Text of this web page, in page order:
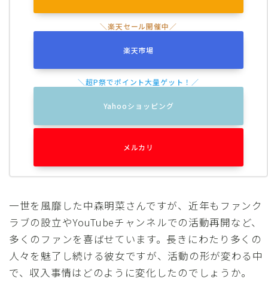
楽天市場
Yahooショッピング
メルカリ
一世を風靡した中森明菜さんですが、近年もファンク
ラブの設立やYouTubeチャンネルでの活動再開など、
多くのファンを喜ばせています。長きにわたり多くの
人々を魅了し続ける彼女ですが、活動の形が変わる中
で、収入事情はどのように変化したのでしょうか。